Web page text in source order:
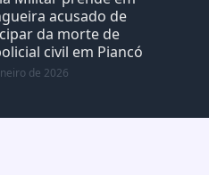
acusado de
da morte de
civil em Piancó
de 2026